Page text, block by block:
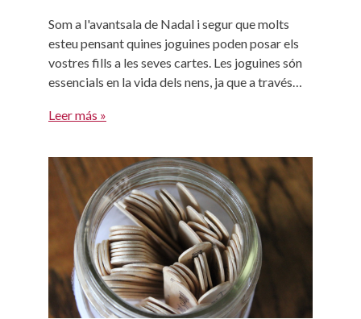
Som a l'avantsala de Nadal i segur que molts
esteu pensant quines joguines poden posar els
vostres fills a les seves cartes. Les joguines són
essencials en la vida dels nens, ja que a través
seves habilitats i aprenen a relacionar-se.
recomanables […]
Leer más »